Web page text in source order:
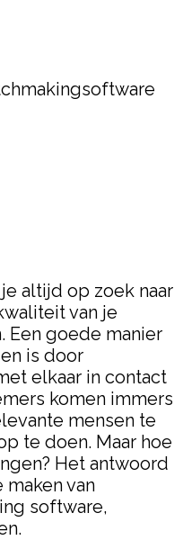
altijd op zoek naar
van je
Een goede manier
is door
elkaar in contact
komen immers
mensen te
te doen. Maar hoe
Het antwoord
van
software,